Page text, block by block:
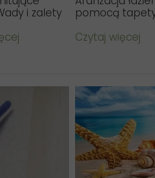
i zalety
pomocą
Czytaj więcej